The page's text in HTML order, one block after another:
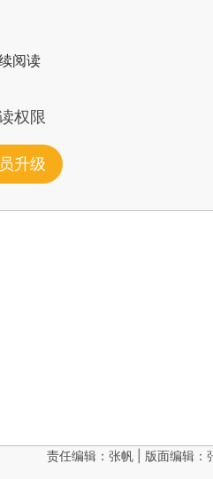
阅读
权限
升级
责任编辑：张帆 | 版面编辑：